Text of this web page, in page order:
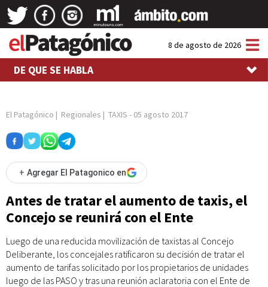
8 de agosto de 2026
DE QUE SE HABLA
El Patagónico | Regionales | TAXIS - 05 agosto 2017
+ Agregar El Patagonico en
Antes de tratar el aumento de taxis, el
Concejo se reunirá con el Ente
Luego de una reducida movilización de taxistas al Concejo
Deliberante, los concejales ratificaron su decisión de tratar el
aumento de tarifas solicitado por los propietarios de unidades
luego de las PASO y tras una reunión aclaratoria con el Ente de